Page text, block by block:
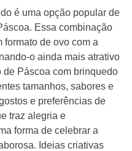
é uma opção popular de
Essa combinação
formato de ovo com a
o ainda mais atrativo
de Páscoa com brinquedo
tamanhos, sabores e
e preferências de
traz alegria e
forma de celebrar a
Ideias criativas